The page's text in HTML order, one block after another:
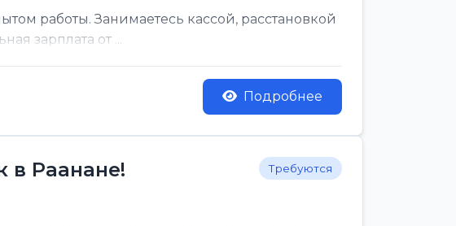
работы. Занимаетесь кассой, расстановкой
зарплата от ...
Подробнее
в Раанане! Требуются